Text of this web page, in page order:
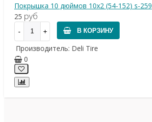
Покрышка 10 дюймов 10x2 (54-152) s-259
25 руб
В КОРЗИНУ
Производитель: Deli Tire
0